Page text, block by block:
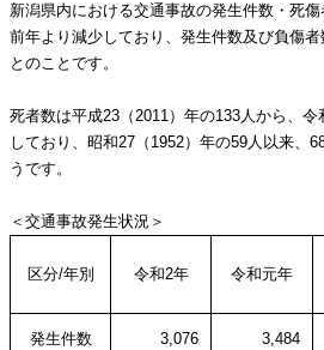
新潟県内における交通事故の発生件数・死
前年より減少しており、発生件数及び負傷
とのことです。
死者数は平成23（2011）年の133人から、
しており、昭和27（1952）年の59人以来、
うです。
＜交通事故発生状況＞
区分/年別 令和2年 令和元年
発生件数 3,076 3,484